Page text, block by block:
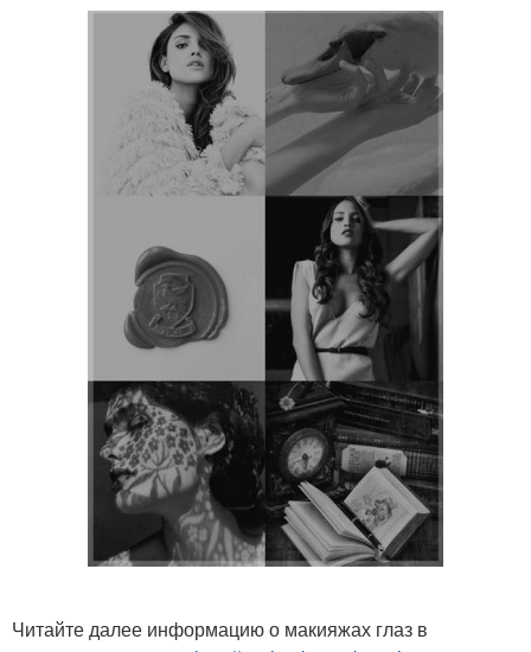
Читайте далее информацию о макияжах глаз в